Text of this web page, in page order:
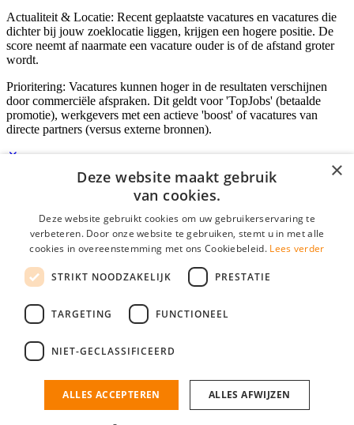
Actualiteit & Locatie: Recent geplaatste vacatures en vacatures die
dichter bij jouw zoeklocatie liggen, krijgen een hogere positie. De
score neemt af naarmate een vacature ouder is of de afstand groter
wordt.
Prioritering: Vacatures kunnen hoger in de resultaten verschijnen
door commerciële afspraken. Dit geldt voor 'TopJobs' (betaalde
promotie), werkgevers met een actieve 'boost' of vacatures van
directe partners (versus externe bronnen).
E-mail*
Wachtwoord
login gegevens onthouden
login
Bedrijf aanmelden
nieuwe collega/werknemer zo gevonden!
×
Deze website maakt gebruik
van cookies.
Deze website gebruikt cookies om uw gebruikerservaring te
verbeteren. Door onze website te gebruiken, stemt u in met alle
cookies in overeenstemming met ons Cookiebeleid. Lees verder
STRIKT NOODZAKELIJK PRESTATIE
TARGETING FUNCTIONEEL
NIET-GECLASSIFICEERD
ALLES ACCEPTEREN ALLES AFWIJZEN